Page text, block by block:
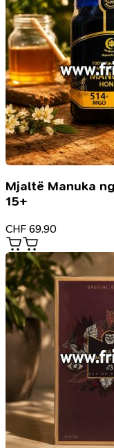
Mjaltë Manuka
15+
CHF 69.90